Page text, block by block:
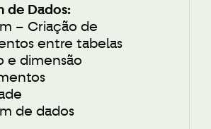
de Dados:
– Criação de
entre tabelas
e dimensão
de dados